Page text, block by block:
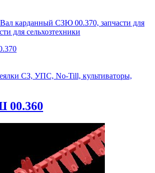
карданный СЗЮ 00.370, запчасти для
для сельхозтехники
СЗ, УПС, No-Till, культиваторы,
00.360